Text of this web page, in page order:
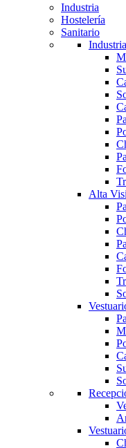
Industria
Hostelería
Sanitario
Alta